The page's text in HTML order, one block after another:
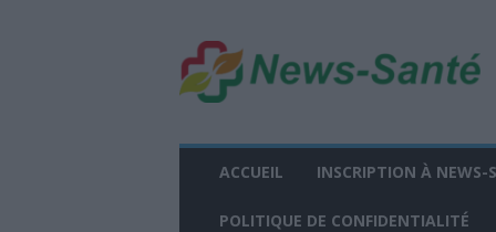
w
s
ACCUEIL INSCRIPTION À NEWS-
POLITIQUE DE CONFIDENTIALITÉ